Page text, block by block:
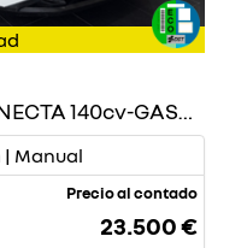
DIGT mHEV 4x2 N-CONNECTA 140cv-GASOLINA-
| Manual
Precio al contado
23.500 €